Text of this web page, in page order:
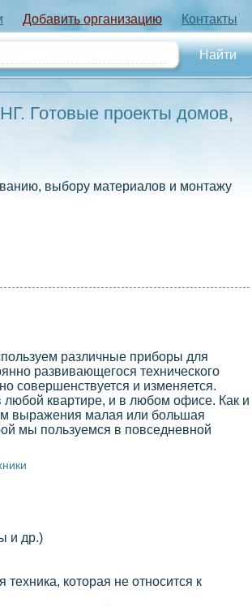
Добавить организацию Контакты
Готовые проекты домов,
выбору материалов и монтажу
различные приборы для
развивающегося технического
совершенствуется и изменяется.
квартире, и в любом офисе. Как и
выражения малая или большая
мы пользуемся в повседневной
и др.)
которая не относится к